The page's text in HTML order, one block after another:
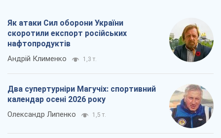
Як атаки Сил оборони України
скоротили експорт російських
нафтопродуктів
Андрій Клименко 1,3 т.
Два супертурніри Магучіх: спортивний
календар осені 2026 року
Олександр Липенко 1,5 т.